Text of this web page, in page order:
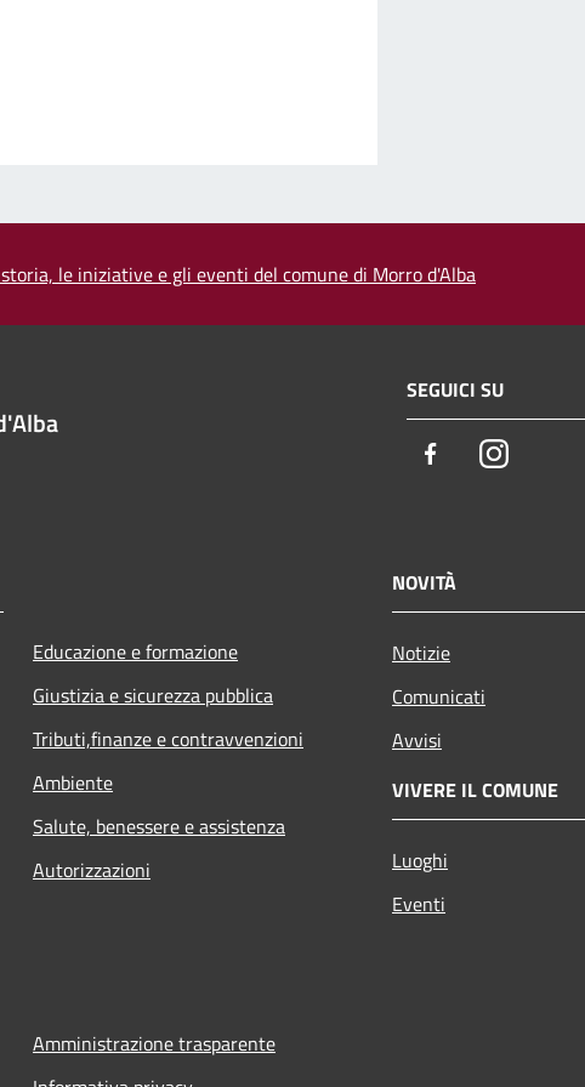
le iniziative e gli eventi del comune di Morro d'Alba
SEGUICI SU
FacebookInstagram
Educazione e formazione
Giustizia e sicurezza pubblica
Tributi,finanze e contravvenzioni
Ambiente
Salute, benessere e assistenza
Autorizzazioni
NOVITÀ
Notizie
Comunicati
Avvisi
VIVERE IL COMUNE
Luoghi
Eventi
Amministrazione trasparente